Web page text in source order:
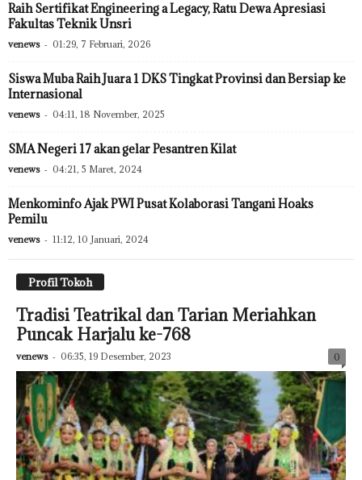
Raih Sertifikat Engineering a Legacy, Ratu Dewa Apresiasi
Fakultas Teknik Unsri
venews - 01:29, 7 Februari, 2026
Siswa Muba Raih Juara 1 DKS Tingkat Provinsi dan Bersiap ke
Internasional
venews - 04:11, 18 November, 2025
SMA Negeri 17 akan gelar Pesantren Kilat
venews - 04:21, 5 Maret, 2024
Menkominfo Ajak PWI Pusat Kolaborasi Tangani Hoaks
Pemilu
venews - 11:12, 10 Januari, 2024
Profil Tokoh
Tradisi Teatrikal dan Tarian Meriahkan
Puncak Harjalu ke-768
venews - 06:35, 19 Desember, 2023 0